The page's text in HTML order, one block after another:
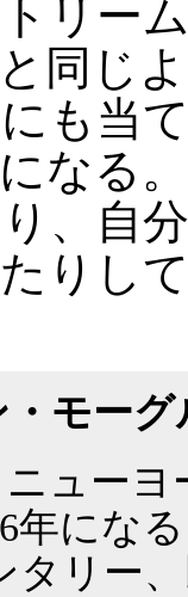
リー
同じ
も当
なる
、自
りし
モーグ
ニュー
年にな
タリー